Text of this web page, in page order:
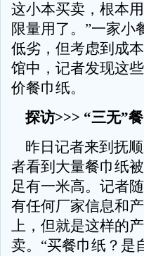
这小本买卖，根本
限量用了。”一家小
低劣，但考虑到成
馆中，记者发现这
价餐巾纸。
探访>>> “三无”
昨日记者来到抚
者看到大量餐巾纸
足有一米高。记者
有任何厂家信息和
上，但就是这样的
卖。“买餐巾纸？是